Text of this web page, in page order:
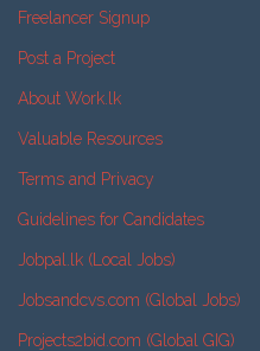
Freelancer Signup
Post a Project
About Work.lk
Valuable Resources
Terms and Privacy
Guidelines for Candidates
Jobpal.lk (Local Jobs)
Jobsandcvs.com (Global Jobs)
Projects2bid.com (Global GIG)